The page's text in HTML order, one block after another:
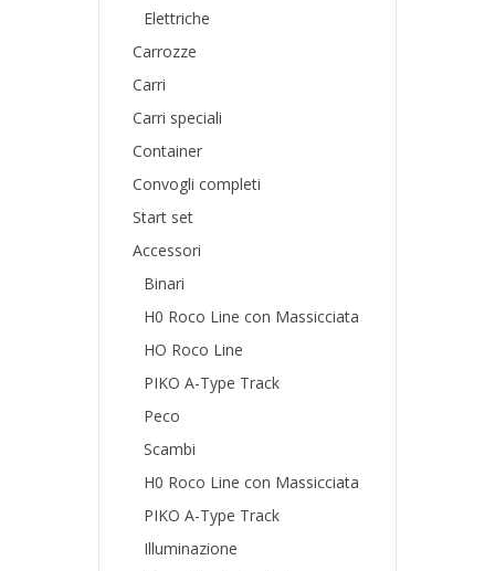
Elettriche
Carrozze
Carri
Carri speciali
Container
Convogli completi
Start set
Accessori
Binari
H0 Roco Line con Massicciata
HO Roco Line
PIKO A-Type Track
Peco
Scambi
H0 Roco Line con Massicciata
PIKO A-Type Track
Illuminazione